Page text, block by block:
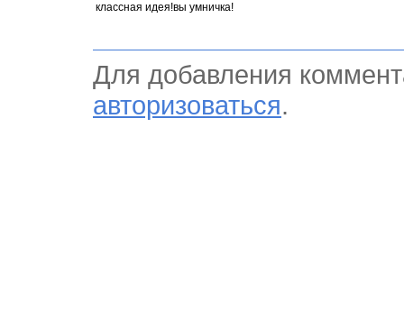
классная идея!вы умничка!
Для добавления
авторизоваться.